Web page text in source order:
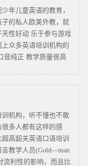
年儿童英语的教育，
的私人欧美外教，就
性好动 乐于参与游戏
众多英语培训机构的
音纯正 教学质量很高
机构，听不懂也不敢
多人都有这样的感
高韶关英语口语培训
教学人员(Gold—man
利性的影响，而且比